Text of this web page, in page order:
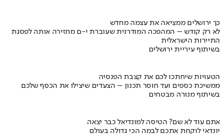
כך ירושלים ממציאה את עצמה מחדש
לא רק קודש – המהפכה המודרנית שעוברת י-ם מחזירה אותה לפסגת
התיירות הישראלית
בשיתוף עיריית ירושלים
הטעויות שיחתכו לכם את קצבת הפנסיה
ממשיכת כספים ועד חוסר תכנון – הצעדים שיצילו את הכסף שלכם
בשיתוף מנורה מבטחים
אתם עוד לא שם? הטיסה למונדיאל כבר יצאה
יונדאי לוקחת אתכם לבמה הכי גדולה בעולם